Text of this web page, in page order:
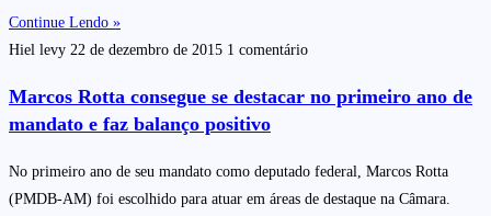
Continue Lendo »
Hiel levy 22 de dezembro de 2015 1 comentário
Marcos Rotta consegue se destacar no primeiro ano de
mandato e faz balanço positivo
No primeiro ano de seu mandato como deputado federal, Marcos Rotta
(PMDB-AM) foi escolhido para atuar em áreas de destaque na Câmara.